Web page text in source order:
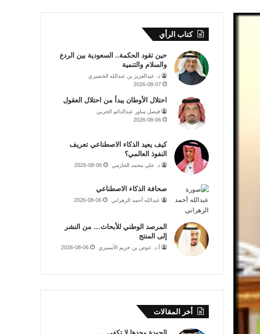
كتاب الرأي
حين تقود الحكمة.. السعودية بين الردع
والسلام والتنمية
د. عبدالعزيز بن عبدالله الخضيري
2026-08-07
احتلال الأوطان يبدأ من احتلال العقول
فيصل مناور عبدالدائم الحربي
2026-08-06
كيف يعيد الذكاء الاصطناعي تعريف
النفوذ العالمي؟
د. علي محمد الحازمي 2026-08-06
صحافة الذكاء الاصطناعي
عبدالله أحمد الزهراني 2026-08-06
المرصد الوطني للأبحاث… من النشر
إلى المنتج
أ.د. عوض بن خزيم الأسمري 2026-08-06
أخر المقالات